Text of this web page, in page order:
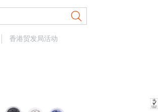
香港贸发局活动